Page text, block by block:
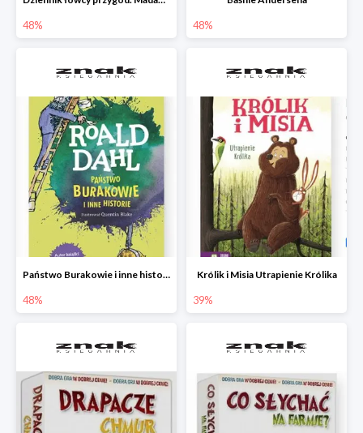
48% 48%
Państwo Burakowie i inne historie
48%
Królik i Misia Utrapienie Królika
39%